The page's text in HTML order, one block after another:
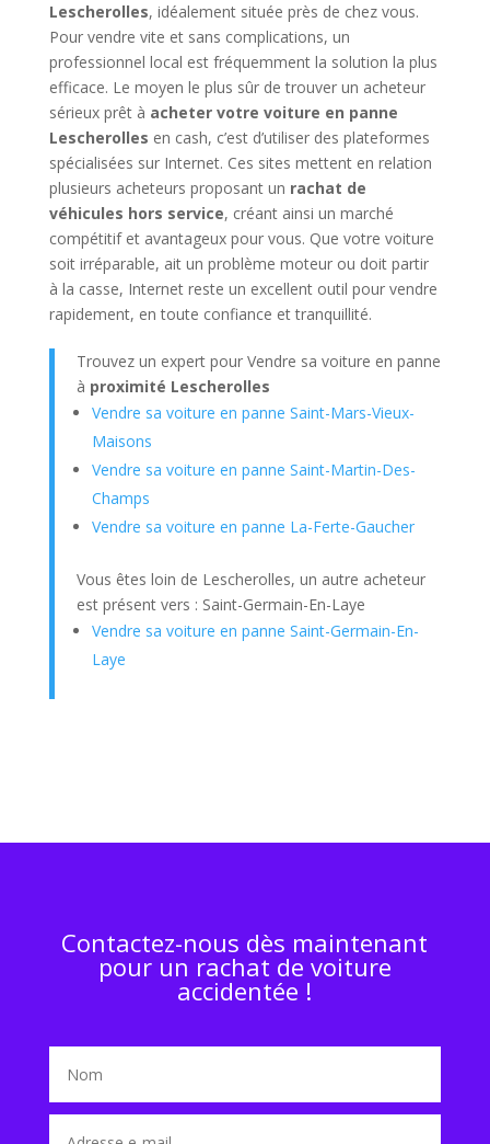
Lescherolles, idéalement située près de chez vous.
Pour vendre vite et sans complications, un
professionnel local est fréquemment la solution la plus
efficace. Le moyen le plus sûr de trouver un acheteur
sérieux prêt à acheter votre voiture en panne
Lescherolles en cash, c’est d’utiliser des plateformes
spécialisées sur Internet. Ces sites mettent en relation
plusieurs acheteurs proposant un rachat de
véhicules hors service, créant ainsi un marché
compétitif et avantageux pour vous. Que votre voiture
soit irréparable, ait un problème moteur ou doit partir
à la casse, Internet reste un excellent outil pour vendre
rapidement, en toute confiance et tranquillité.
Trouvez un expert pour Vendre sa voiture en panne
à proximité Lescherolles
Vendre sa voiture en panne Saint-Mars-Vieux-
Maisons
Vendre sa voiture en panne Saint-Martin-Des-
Champs
Vendre sa voiture en panne La-Ferte-Gaucher
Vous êtes loin de Lescherolles, un autre acheteur
est présent vers : Saint-Germain-En-Laye
Vendre sa voiture en panne Saint-Germain-En-
Laye
Contactez-nous dès maintenant
pour un rachat de voiture
accidentée !